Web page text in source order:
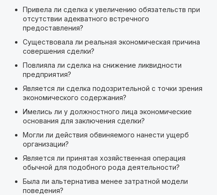
Привела ли сделка к увеличению обязательств при
отсутствии адекватного встречного
предоставления?
Существовала ли реальная экономическая причина
совершения сделки?
Повлияла ли сделка на снижение ликвидности
предприятия?
Является ли сделка подозрительной с точки зрения
экономического содержания?
Имелись ли у должностного лица экономические
основания для заключения сделки?
Могли ли действия обвиняемого нанести ущерб
организации?
Является ли принятая хозяйственная операция
обычной для подобного рода деятельности?
Была ли альтернатива менее затратной модели
поведения?